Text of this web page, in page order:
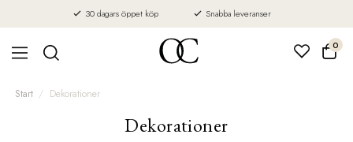
30 dagars öppet köp Snabba leveranser
0
Start Dekorationer
Dekorationer